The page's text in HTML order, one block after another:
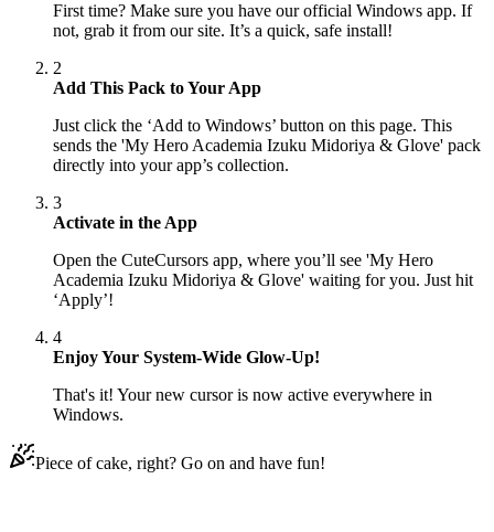
First time? Make sure you have our official Windows app. If
not, grab it from our site. It’s a quick, safe install!
2
Add This Pack to Your App
Just click the ‘Add to Windows’ button on this page. This
sends the 'My Hero Academia Izuku Midoriya & Glove' pack
directly into your app’s collection.
3
Activate in the App
Open the CuteCursors app, where you’ll see 'My Hero
Academia Izuku Midoriya & Glove' waiting for you. Just hit
‘Apply’!
4
Enjoy Your System-Wide Glow-Up!
That's it! Your new cursor is now active everywhere in
Windows.
Piece of cake, right? Go on and have fun!